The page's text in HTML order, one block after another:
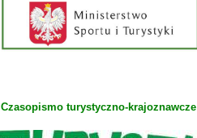
Czasopismo turystyczno-krajoznawcze